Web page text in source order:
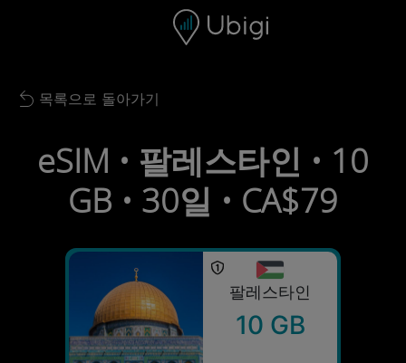
내비게이션 바 하단
Back to list
목록으로 돌아가기
eSIM • 팔레스타인 • 10
GB • 30일 • CA$79
팔레스타인
10 GB